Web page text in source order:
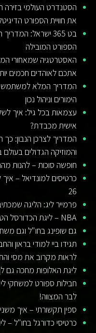
את חוויית הספורט
בט 365 ישראל:
הספורט המובילה
האסטרטגיה שמאחורי
אתכם לאוהדים חכמים
הימורים וניהול נכון
עצמאות בכל גיל: איך
אישית מכבדת?
המדריך לצרכן הנבון:
והמוזיקה הגדולים
חופשה סוכות – להנות
כרטיסים למונדיאל –
26
פרמייר ליג: הליגה
NBA – ליגת הכדורסל הטובה בעולם
גם שופינג בחו"ל וגם
תגידו ביי למודי בראון
לראות מקרוב את מסי
ליגת האלופות מחכה גם
חבילות ספורט למשחקי
לבר המצווה!
ספין תקשורתי – איך
כרטיסי כדורגל בחו"ל –